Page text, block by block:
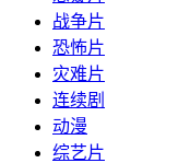
战争片
恐怖片
灾难片
连续剧
动漫
综艺片